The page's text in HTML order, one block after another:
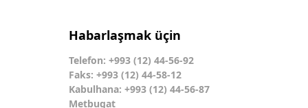
Habarlaşmak üçin
Telefon: +993 (12) 44-56-92
Faks: +993 (12) 44-58-12
Kabulhana: +993 (12) 44-56-87
Metbugat